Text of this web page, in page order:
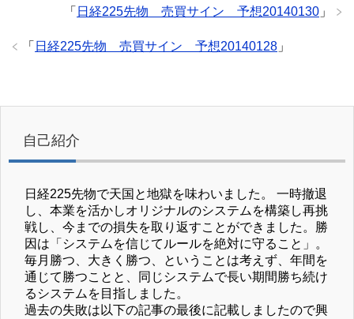
「 日経225先物 売買サイン 予想20140130 」
「 日経225先物 売買サイン 予想20140128 」
自己紹介
日経225先物で天国と地獄を味わいました。 一時撤退
し、本業を活かしオリジナルのシステムを構築し再挑
戦し、今までの損失を取り返すことができました。勝
因は「システムを信じてルールを絶対に守ること」。
毎月勝つ、大きく勝つ、ということは考えず、年間を
通じて勝つことと、同じシステムで長い期間勝ち続け
るシステムを目指しました。
過去の失敗は以下の記事の最後に記載しましたので興